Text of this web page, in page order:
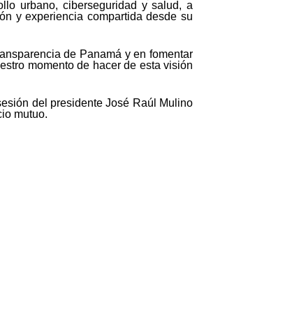
urbano, ciberseguridad y salud, a
y experiencia compartida desde su
de Panamá y en fomentar
momento de hacer de esta visión
del presidente José Raúl Mulino
mutuo.